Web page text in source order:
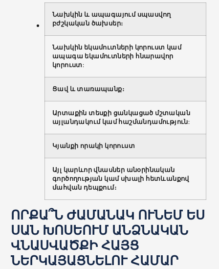
Նախկին և ապագայում սպասվող
բժշկական ծախսեր։
Նախկին եկամուտների կորուստ կամ
ապագա եկամուտների հնարավոր
կորուստ:
Ցավ և տառապանք։
Արտաքին տեսքի ցանկացած մշտական ​​
այլանդակում կամ հաշմանդամություն:
Կյանքի որակի կորուստ
Այլ կարևոր վնասներ անօրինական
գործողության կամ սխալի հետևանքով
մահվան դեպքում։
ՈՐՔԱ՞Ն ԺԱՄԱՆԱԿ ՈՒՆԵՄ ԵՍ
ՍԱՆ ԽՈՍԵՈՒՄ ԱՆՁՆԱԿԱՆ
ՎՆԱՍՎԱԾՔԻ ՀԱՅՑ
ՆԵՐԿԱՅԱՑՆԵԼՈՒ ՀԱՄԱՐ